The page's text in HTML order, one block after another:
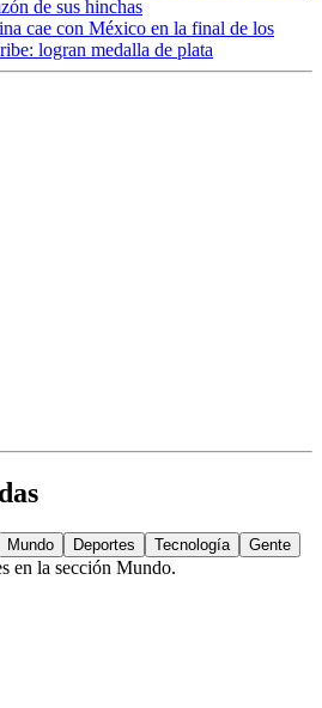
de sus hinchas
cae con México en la final de los
logran medalla de plata
Mundo Deportes Tecnología Gente
en la sección Mundo.